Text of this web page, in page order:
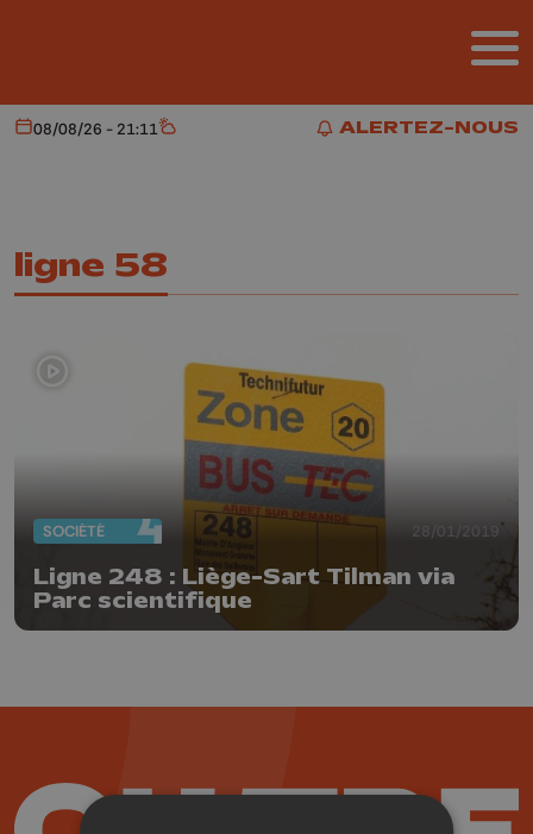
ALERTEZ-NOUS
ALERTEZ-NOUS
Aujourd'hui
08/08/26 - 21:11 Météo
ligne 58
SOCIÉTÉ 28/01/2019
Ligne 248 : Liège-Sart Tilman via
Parc scientifique